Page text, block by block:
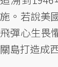
施。若說美
飛彈心生畏
關島打造成